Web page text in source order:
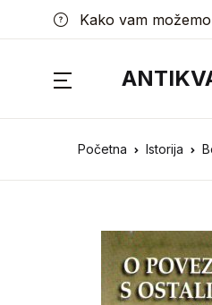
Kako vam
Početna Istorija